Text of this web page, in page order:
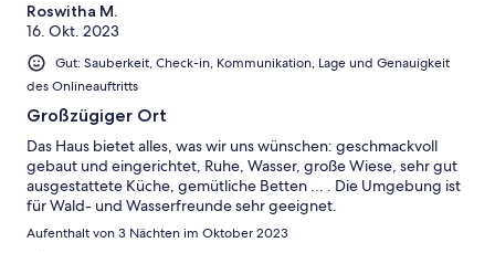
Roswitha M.
16. Okt. 2023
Gut: Sauberkeit, Check-in, Kommunikation, Lage und Genauigkeit
des Onlineauftritts
Großzügiger Ort
Das Haus bietet alles, was wir uns wünschen: geschmackvoll
gebaut und eingerichtet, Ruhe, Wasser, große Wiese, sehr gut
ausgestattete Küche, gemütliche Betten ... . Die Umgebung ist
für Wald- und Wasserfreunde sehr geeignet.
Aufenthalt von 3 Nächten im Oktober 2023